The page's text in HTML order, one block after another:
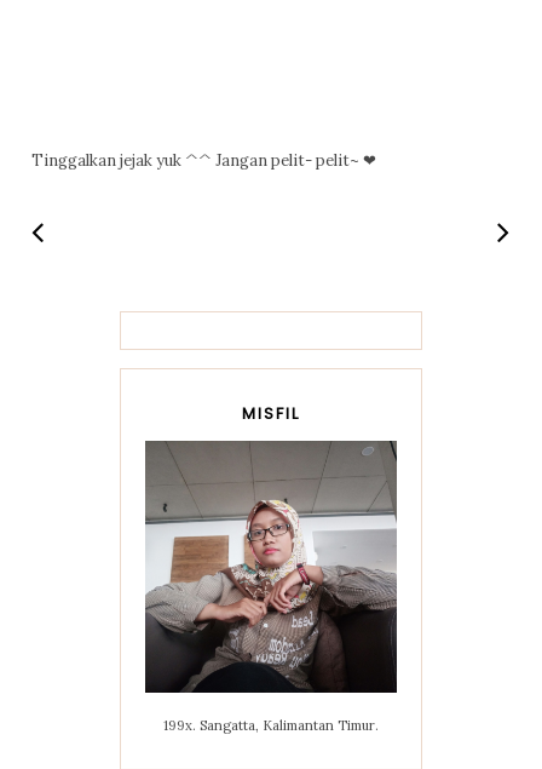
Tinggalkan jejak yuk ^^ Jangan pelit- pelit~ ❤
MISFIL
199x. Sangatta, Kalimantan Timur.